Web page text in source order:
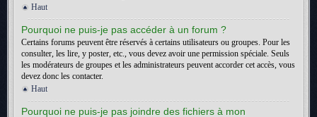
Haut
Pourquoi ne puis-je pas accéder à un forum ?
Certains forums peuvent être réservés à certains utilisateurs ou groupes. Pour les
consulter, les lire, y poster, etc., vous devez avoir une permission spéciale. Seuls
les modérateurs de groupes et les administrateurs peuvent accorder cet accès, vous
devez donc les contacter.
Haut
Pourquoi ne puis-je pas joindre des fichiers à mon